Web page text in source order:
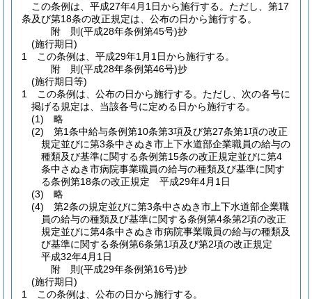
この条例は、平成27年4月1日から施行する。 ただし、第17
条及び第18条の改正規定は、公布の日から施行する。
附 則(平成28年条例第45号)抄
(施行期日)
1
この条例は、平成29年1月1日から施行する。
附 則(平成28年条例第46号)抄
(施行期日等)
1
この条例は、公布の日から施行する。 ただし、次の各号に
掲げる規定は、当該各号に定める日から施行する。
(1)
略
(2)
第1条中給与条例第10条第3項及び第27条第1項の改正
規定並びに第3条中さぬき市上下水道部企業職員の給与の
種類及び基準に関する条例第15条の改正規定並びに第4
条中さぬき市病院事業職員の給与の種類及び基準に関す
る条例第18条の改正規定 平成29年4月1日
(3)
略
(4)
第2条の規定並びに第3条中さぬき市上下水道部企業職
員の給与の種類及び基準に関する条例第4条第2項の改正
規定並びに第4条中さぬき市病院事業職員の給与の種類及
び基準に関する条例第6条第1項及び第2項の改正規定
平成32年4月1日
附 則(平成29年条例第16号)抄
(施行期日)
1
この条例は、公布の日から施行する。